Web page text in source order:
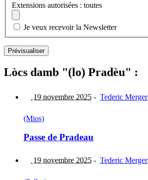
Extensions autorisées : toutes
Je veux recevoir la Newsletter
Lòcs damb "(lo) Pradèu" :
19 novembre 2025 - Tederic Merger
(Mios)
Passe de Pradeau
19 novembre 2025 - Tederic Merger